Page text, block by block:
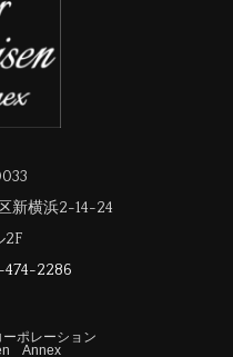
新横浜2-14-24
2F
474-2286
ポレーション
Annex